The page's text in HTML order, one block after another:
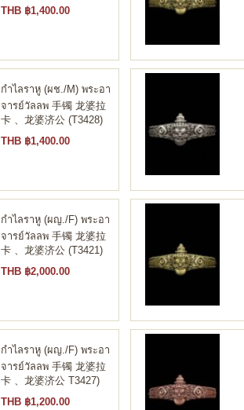
THB ฿1,400.00
กำไลราหู (ผช./M) พระอา
จารย์วัลลพ 手镯 龙婆拉
卡 、龙婆济公 (T3428)
THB ฿1,400.00
กำไลราหู (ผญ./F) พระอา
จารย์วัลลพ 手镯 龙婆拉
卡 、龙婆济公 (T3421)
THB ฿2,000.00
กำไลราหู (ผญ./F) พระอา
จารย์วัลลพ 手镯 龙婆拉
卡 、龙婆济公 T3427)
THB ฿1,200.00